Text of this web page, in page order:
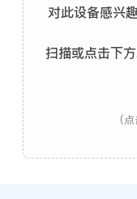
对此设备感兴
扫描或点击下
(点